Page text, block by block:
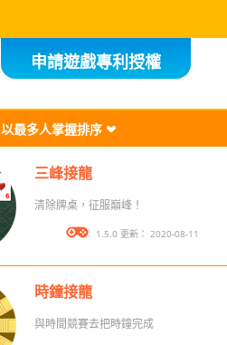
申請遊戲專利授權
以最多人掌握排序
三峰接龍
清除牌桌，征服巔峰！
版本： 1.5.0 更新： 2020-08-11
時鐘接龍
與時間競賽去把時鐘完成